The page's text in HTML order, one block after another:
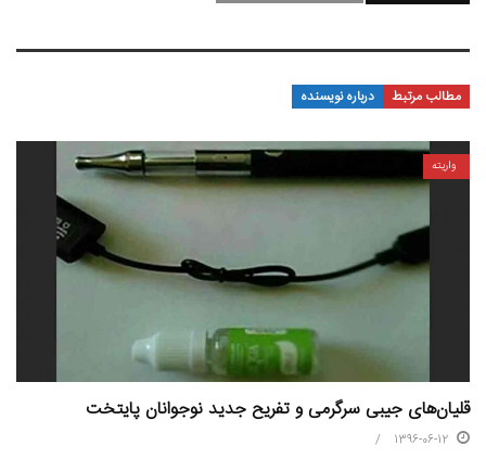
مطالب مرتبط درباره نویسنده
واریته
قلیان‌های جیبی سرگرمی و تفریح جدید نوجوانان پایتخت
1396-06-12